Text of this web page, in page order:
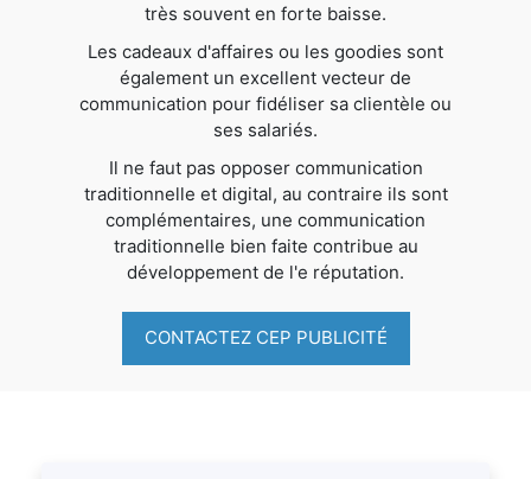
très souvent en forte baisse.
Les cadeaux d'affaires ou les goodies sont
également un excellent vecteur de
communication pour fidéliser sa clientèle ou
ses salariés.
Il ne faut pas opposer communication
traditionnelle et digital, au contraire ils sont
complémentaires, une communication
traditionnelle bien faite contribue au
développement de l'e réputation.
CONTACTEZ CEP PUBLICITÉ